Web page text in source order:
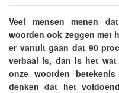
Veel mensen menen
woorden ook zeggen met
er vanuit gaan dat 90
verbaal is, dan is het
onze woorden
denken dat het